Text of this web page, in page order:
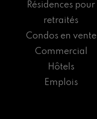
Résidences pour
retraités
Condos en vente
Commercial
Hôtels
Emplois